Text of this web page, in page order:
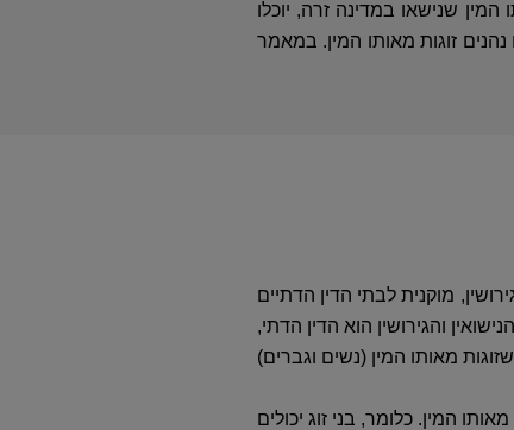
שנישאו במדינה זרה, יוכלו
זוגות מאותו המין. במאמר
מוקנית לבתי הדין הדתיים
והגירושין הוא הדין הדתי,
מאותו המין (נשים וגברים)
המין. כלומר, בני זוג יכולים